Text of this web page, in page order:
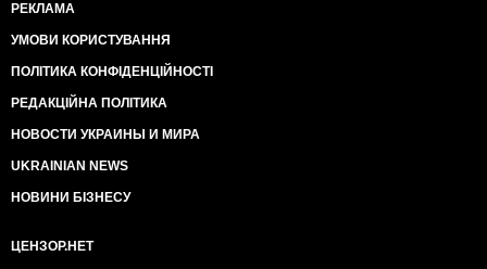
РЕКЛАМА
УМОВИ КОРИСТУВАННЯ
ПОЛІТИКА КОНФІДЕНЦІЙНОСТІ
РЕДАКЦІЙНА ПОЛІТИКА
НОВОСТИ УКРАИНЫ И МИРА
UKRAINIAN NEWS
НОВИНИ БІЗНЕСУ
ЦЕНЗОР.НЕТ